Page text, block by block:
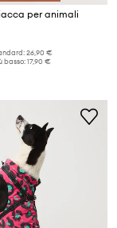
per animali
26,90 €
basso:17,90 €